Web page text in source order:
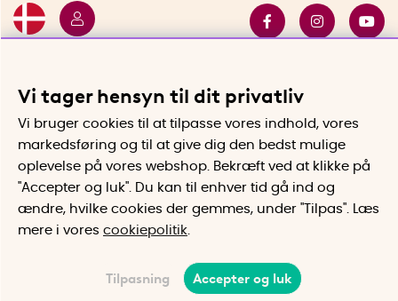
Indsend
Vi tager hensyn til dit privatliv
Vi bruger cookies til at tilpasse vores indhold, vores
markedsføring og til at give dig den bedst mulige
oplevelse på vores webshop. Bekræft ved at klikke på
"Accepter og luk". Du kan til enhver tid gå ind og
ændre, hvilke cookies der gemmes, under "Tilpas". Læs
mere i vores cookiepolitik
Tilpasning Accepter og luk